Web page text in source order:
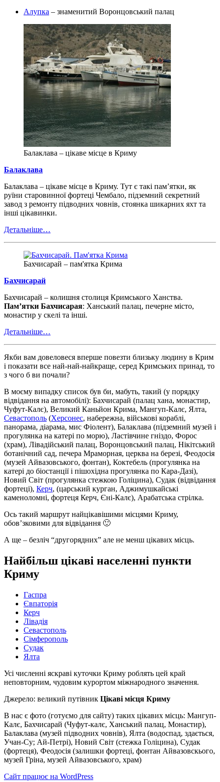
Алупка – знаменитий Воронцовський палац
Балаклава – цікаве місце в Криму
Балаклава
Балаклава – цікаве місце в Криму. Тут є такі пам’ятки, як
руїни старовинної фортеці Чембало, підземний секретний
завод з ремонту підводних човнів, стоянка шикарних яхт та
інші цікавинки.
Детальніше…
Бахчисарай – пам'ятка Крима
Бахчисарай
Бахчисарай – колишня столиця Кримського Ханства.
Пам’ятки Бахчисарая: Ханський палац, печерне місто,
монастир у скелі та інші.
Детальніше…
Якби вам довеловеся вперше повезти близьку людину в Крим
і показати все най-най-найкраще, серед Кримських принад, то
з чого б ви почали?
В моєму випадку список був би, мабуть, такий (у порядку
відвідання на автомобілі): Бахчисарай (палац хана, монастир,
Чуфут-Калє), Великий Каньйон Крима, Мангуп-Калє, Ялта,
Севастополь (Херсонес, набережна, військові кораблі,
панорама, діарама, мис Фіолент), Балаклава (підземний музей і
прогулянка на катері по морю), Ластівчине гніздо, Форос
(храм), Лівадійський палац, Воронцовський палац, Нікітський
ботанічний сад, печера Мраморная, церква на березі, Феодосія
(музей Айвазовського, фонтан), Коктебель (прогулянка на
катері до біостанції і пішохідна прогулянка по Кара-Дазі),
Новий Світ (прогулянка стежкою Голіцина), Судак (відвідання
фортеці), Керч, (царський курган, Аджимушкайські
каменоломні, фортеця Керч, Єні-Калє), Арабатська стрілка.
Ось такий маршрут найцікавішими місцями Криму,
обов’зковими для відвідання 🙂
А ще – безліч “другорядних” але не менш цікавих місць.
Найбільш цікаві населенні пункти
Криму
Гаспра
Євпаторія
Керч
Лівадія
Севастополь
Сімферополь
Судак
Ялта
Усі численні яскраві куточки Криму роблять цей край
неповторним, чудовим курортом міжнародного значення.
Джерело: великий путівник Цікаві місця Криму
В нас є фото (готуємо для сайту) таких цікавих місць: Мангуп-
Калє, Бахчисарай (Чуфут-калє, Ханський палац, Монастир),
Балаклава (музей підводних човнів), Ялта (водоспад, здається,
Учан-Су; Ай-Петрі), Новий Світ (стежка Голіцина), Судак
(фортеця), Феодосія (залишки фортеці, фонтан Айвазовскього,
музей Гріна, музей Айвазовського, храм)
Сайт працює на WordPress